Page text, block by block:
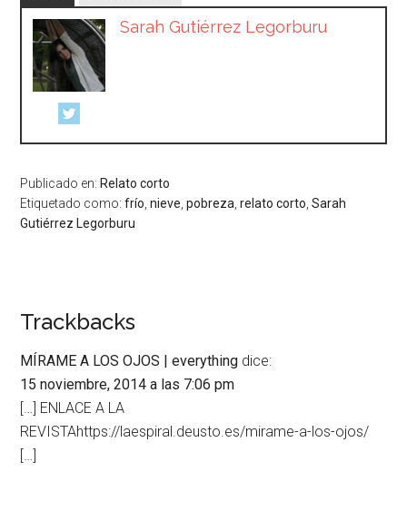
Sarah Gutiérrez Legorburu
Publicado en: Relato corto
Etiquetado como:frío,nieve,pobreza,relato corto,Sarah
Gutiérrez Legorburu
Trackbacks
MÍRAME A LOS OJOS | everything dice:
15 noviembre, 2014 a las 7:06 pm
[…] ENLACE A LA
REVISTAhttps://laespiral.deusto.es/mirame-a-los-ojos/
[…]